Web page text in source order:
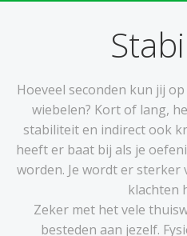
Hoeveel seconden kun jij
wiebelen? Kort of lang,
stabiliteit en indirect ook
heeft er baat bij als je
worden. Je wordt er sterker
klachten
Zeker met het vele
besteden aan jezelf.